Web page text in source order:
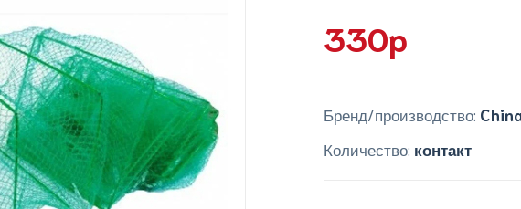
330p
Бренд/производство:
Количество: контакт